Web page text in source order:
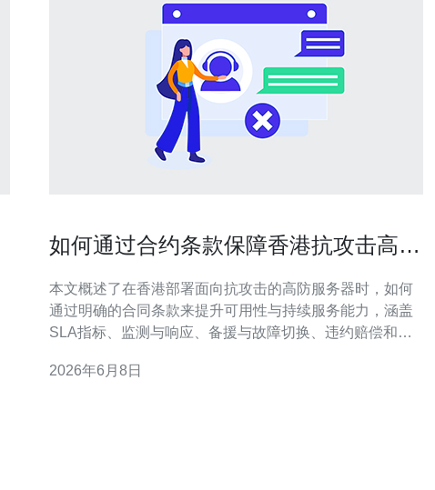
如何通过合约条款保障香港抗攻击高防
本文概述了在香港部署面向抗攻击的高防服务器时，如何
通过明确的合同条款来提升可用性与持续服务能力，涵盖
SLA指标、监测与响应、备援与故障切换、违约赔偿和审
机制。 多少项关键SLA指标需要在合约中明确? 合约中至
2026年6月8日